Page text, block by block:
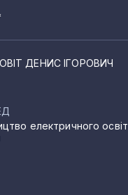
ДЕНИС ІГОРОВИЧ
електричного